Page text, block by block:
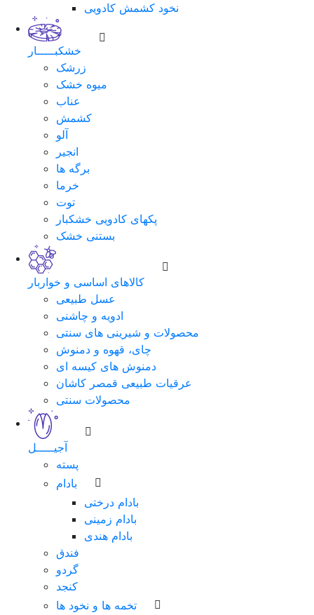
نخود کشمش کادویی
خشکبـــــار
زرشک
میوه خشک
عناب
کشمش
آلو
انجیر
برگه ها
خرما
توت
پکهای کادویی خشکبار
بستنی خشک
کالاهای اساسی و خواربار
عسل طبیعی
ادویه و چاشنی
محصولات و شیرینی های سنتی
چای، قهوه و دمنوش
دمنوش های کیسه ای
عرقیات طبیعی قمصر کاشان
محصولات سنتی
آجیـــــل
پسته
بادام
بادام درختی
بادام زمینی
بادام هندی
فندق
گردو
کنجد
تخمه ها و نخود ها